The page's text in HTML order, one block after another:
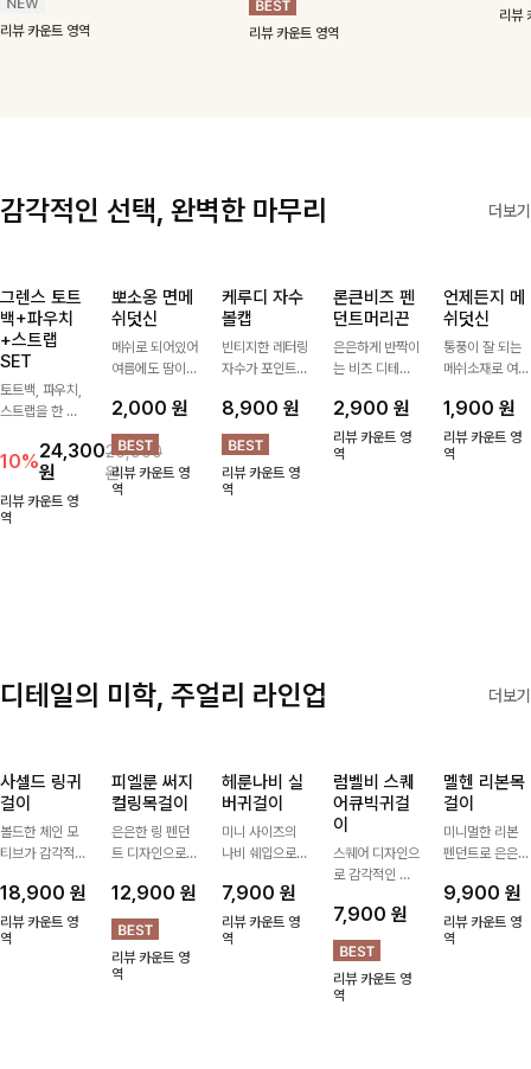
리뷰 카운트 영역 리뷰 카운트 영역
리뷰
감각적인 선택, 완벽한 마무리 더보기
그렌스 토트
백+파우치
+스트랩
SET
토트백, 파우치,
스트랩을 한 번
ITEM활용도 높
게 어디에든 다
양하게 즐겨주세
요 ;)
10%24,300
원
26,900
원
리뷰 카운트 영
역
뽀소옹 면메
쉬덧신
메쉬로 되어있어
여름에도 땀이
음도 당당해지세
요:-)
2,000 원
리뷰 카운트 영
역
케루디 자수
볼캡
빈티지한 레터링
자수가 포인트가
에 자연스럽게
어우러지는 볼
캡!베이직한 컬
러와 깔끔한 쉐
입으로 캐주얼부
8,900원
리뷰 카운트 영
역
론큰비즈 펜
던트머리끈
은은하게 반짝이
는 비즈 디테일
트로 스타일에
센스를 더해주는
아이템, 탄탄한
2,900 원
리뷰 카운트 영
역
언제든지 메
쉬덧신
통풍이 잘 되는
메쉬소재로 여름
데일리로 신기
좋은 덧신이에요
^^
1,900원
리뷰 카운트 영
역
디테일의 미학, 주얼리 라인업 더보기
사셀드 링귀
걸이
볼드한 체인 모
티브가 감각적인
는 귀걸이- 심플
하면서도 존재감
있는 디자인으로
18,900 원
리뷰 카운트 영
역
피엘룬 써지
컬링목걸이
은은한 링 펜던
트 디자인으로
써지컬스틸 소재
로 변색 걱정 없
이 데일리로 착
용하기 좋아요-
12,900 원
리뷰 카운트 영
역
헤룬나비 실
버귀걸이
미니 사이즈의
나비 쉐입으로
내어줄 이어링,
과하지 않은 포
인트가 되어줘
7,900원
리뷰 카운트 영
역
럼벨비 스퀘
어큐빅귀걸
이
스퀘어 디자인으
로 감각적인 무
안에 큐빅을 담
아 더욱 고급스
럽게 연출되는
귀걸이에요~!
7,900 원
리뷰 카운트 영
역
멜헨 리본목
걸이
미니멀한 리본
펜던트로 은은한
는 목걸이예요.
골드, 실버 컬러
로 구성돼 어떤
9,900원
리뷰 카운트 영
역